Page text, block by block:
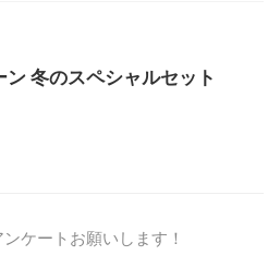
ン 冬のスペシャルセット
ケートお願いします！